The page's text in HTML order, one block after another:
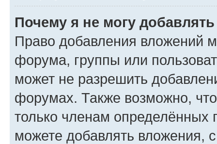
Почему я не могу
Право добавления вложений
форума, группы или
может не разрешить
форумах. Также возможно,
только членам определённых
можете добавлять вложения,